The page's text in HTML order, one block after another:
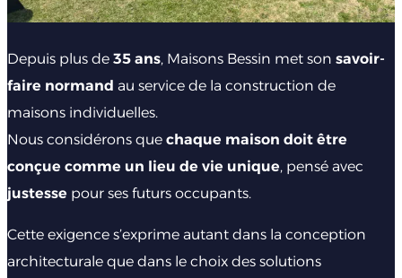
Depuis plus de 35 ans, Maisons Bessin met son savoir-
faire normand au service de la construction de
maisons individuelles.
Nous considérons que chaque maison doit être
conçue comme un lieu de vie unique, pensé avec
justesse pour ses futurs occupants.
Cette exigence s’exprime autant dans la conception
architecturale que dans le choix des solutions